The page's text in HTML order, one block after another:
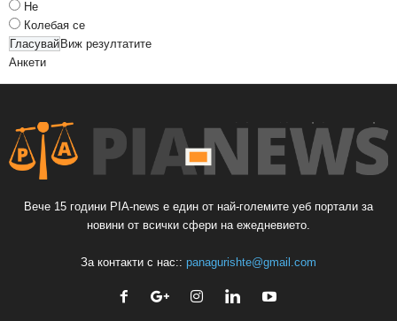
Не
Колебая се
Виж резултатите
Анкети
Вече 15 години PIA-news е един от най-големите уеб портали за
новини от всички сфери на ежедневието.
За контакти с нас:: panagurishte@gmail.com